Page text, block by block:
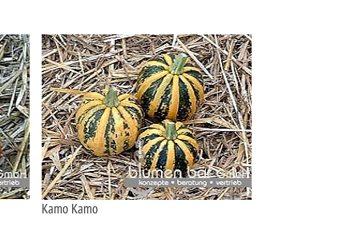
Kamo Kamo